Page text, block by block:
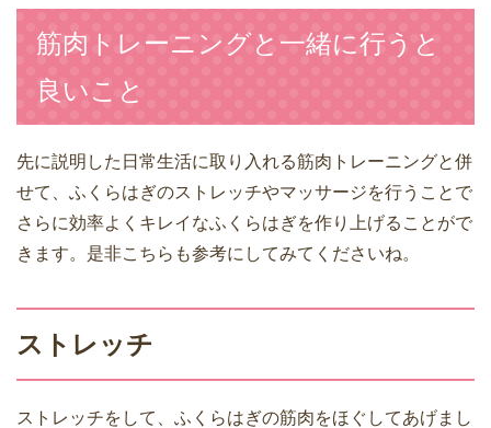
筋肉トレーニングと一緒に行うと
良いこと
先に説明した日常生活に取り入れる筋肉トレーニングと併
せて、ふくらはぎのストレッチやマッサージを行うことで
さらに効率よくキレイなふくらはぎを作り上げることがで
きます。是非こちらも参考にしてみてくださいね。
ストレッチ
ストレッチをして、ふくらはぎの筋肉をほぐしてあげまし